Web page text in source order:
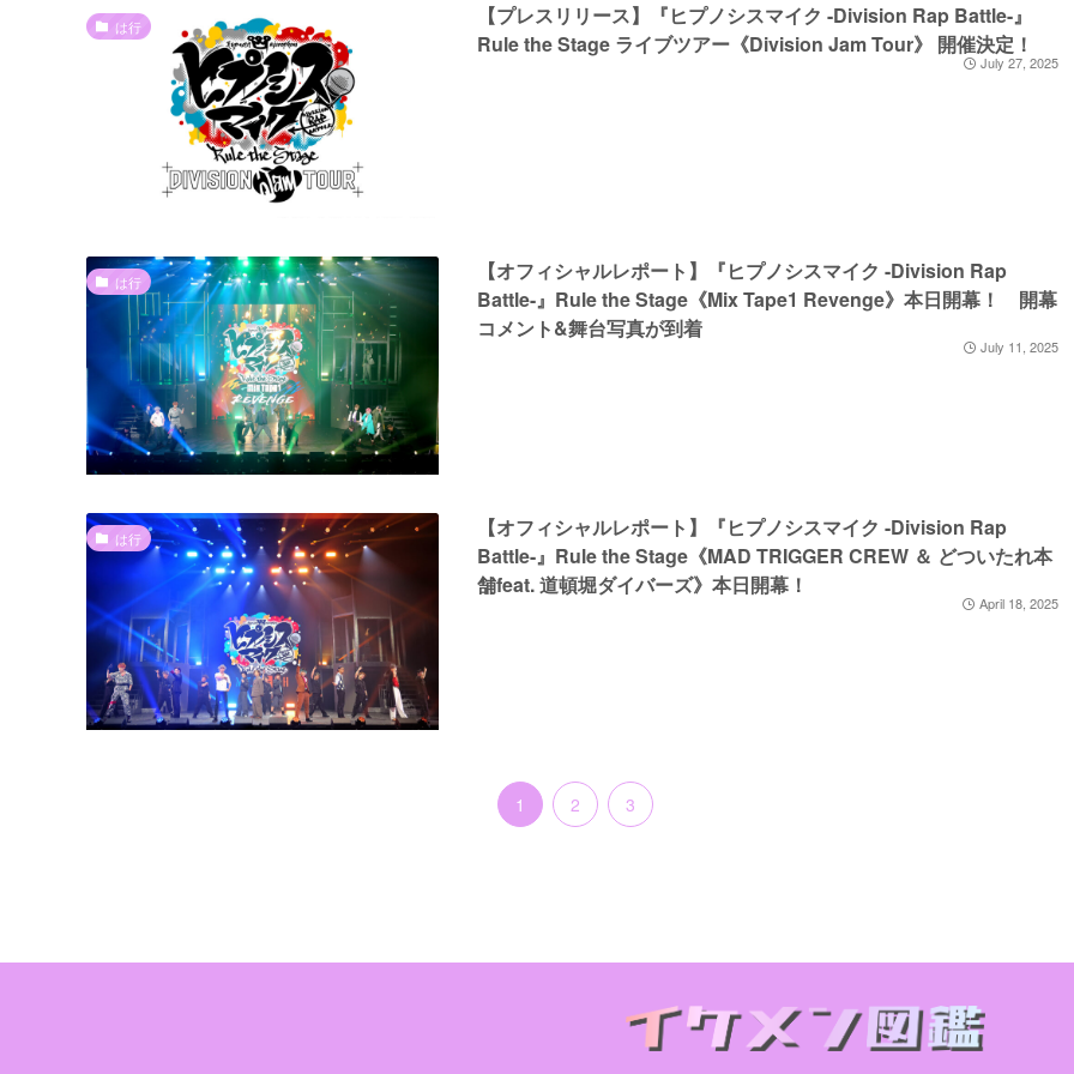
は行
【プレスリリース】『ヒプノシスマイク -Division Rap Battle-』
Rule the Stage ライブツアー《Division Jam Tour》 開催決定！
July 27, 2025
は行
【オフィシャルレポート】『ヒプノシスマイク -Division Rap
Battle-』Rule the Stage《Mix Tape1 Revenge》本日開幕！ 開幕
コメント&舞台写真が到着
July 11, 2025
は行
【オフィシャルレポート】『ヒプノシスマイク -Division Rap
Battle-』Rule the Stage《MAD TRIGGER CREW ＆ どついたれ本
舗feat. 道頓堀ダイバーズ》本日開幕！
April 18, 2025
1 2 3